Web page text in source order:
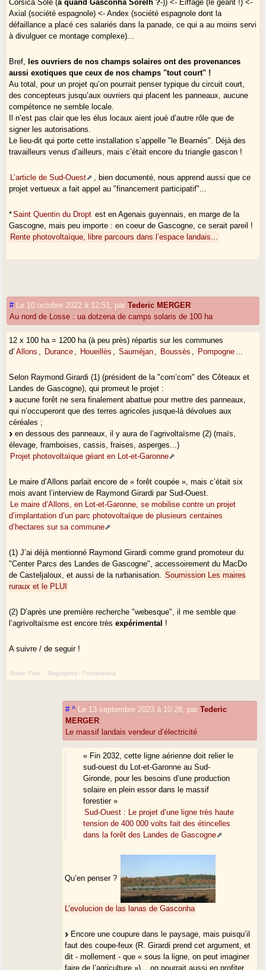
Corsica Sole (à quand Gasconha Sorelh ?-)) <- Eiffage (le géant !) <-
Axial (société espagnole) <- Andex (société espagnole dont la
défaillance a placé ces salariés dans la panade, ce qui a au moins servi
à divulguer ce montage complexe)...
Bref,
les ouvriers de nos champs solaires ont des provenances
aussi exotiques que ceux de nos champs "tout court" !
Au total, pour un projet qu’on pourrait penser typique du circuit court,
des concepteurs jusqu’aux ouvriers qui placent les panneaux, aucune
compétence ne semble locale.
Il n’est pas clair que les élus locaux aient joué d’autre rôle que de
signer les autorisations.
Le lieu-dit qui porte cette installation s’appelle "le Bearnés". Déjà des
travailleurs venus d’ailleurs, mais c’était encore du triangle gascon !
L’article de Sud-Ouest
, bien documenté, nous apprend aussi que ce
projet vertueux a fait appel au "financement participatif"...
*Saint Quentin du Dropt est en Agenais guyennais, en marge de la
Gascogne, mais peu importe : en coeur de Gascogne, ce serait pareil !
Rente photovoltaïque, libre parcours dans l’espace landais...
# Le 10 octobre 2022 à 12:51 parTederic MERGER
Au nord de Losse : ua dotzena de camps solaris de 100 ha
12 x 100 ha = 1200 ha (à peu près) répartis sur les communes
d’ Allons Durance Houeillès Sauméjan Boussès Pompogne
Selon Raymond Girardi (1) (président de la "com’com" des Côteaux et
Landes de Gascogne), qui promeut le projet :
aucune forêt ne sera finalement abattue pour mettre des panneaux,
qui n’occuperont que des terres agricoles jusque-là dévolues aux
céréales ;
en dessous des panneaux, il y aura de l’agrivoltaïsme (2) (maïs,
élevage, framboises, cassis, fraises, asperges...)
Projet photovoltaïque géant en Lot-et-Garonne
Le maire d’Allons parlait encore de « forêt coupée », mais c’était six
mois avant l’interview de Raymond Girardi par Sud-Ouest.
Le maire d’Allons, en Lot-et-Garonne, se mobilise contre un projet
d’implantation d’un parc photovoltaïque de plusieurs centaines
d’hectares sur sa commune
(1) J’ai déjà mentionné Raymond Girardi comme grand promoteur du
"Center Parcs des Landes de Gascogne", accessoirement du MacDo
de Casteljaloux, et aussi de la rurbanisation.
Soumission
Les maires
ruraux et le PLUI
(2) D’après une première recherche "webesque", il me semble que
l’agrivoltaïsme est encore trèsexpérimental !
A suivre / de seguir !
Radio Pais · Regaspros : Fotovoltaica
# ^ Le 13 septembre 2023 à 10:28 parTederic
MERGER
Le massif landais vendeur d’électricité
« Fin 2032, cette ligne aérienne doit relier le
sud-ouest du Lot-et-Garonne au Sud-
Gironde, pour les besoins d’une production
solaire en plein essor dans le massif
forestier »
Sud-Ouest : Le projet d’une ligne très haute
tension de 400 000 volts fait des étincelles
dans la forêt des Landes de Gascogne
Qu’en penser ?
L’evolucion de las lanas de Gasconha
Encore une coupure dans le paysage, mais puisqu’il
faut des coupe-feux (R. Girardi prend cet argument, et
dit - mollement - que « sous la ligne, on peut imaginer
faire de l’agriculture »)... on pourrait aussi en profiter